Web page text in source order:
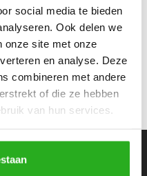
social media te bieden
Ook delen we
onze site met onze
en analyse. Deze
combineren met andere
of die ze hebben
van hun services.